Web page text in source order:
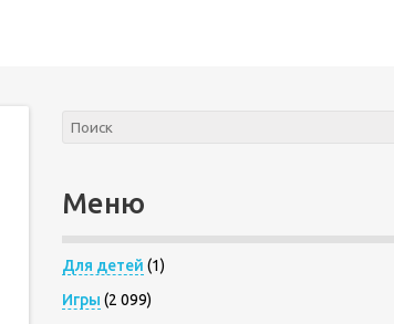
Меню
Для детей (1)
Игры (2 099)